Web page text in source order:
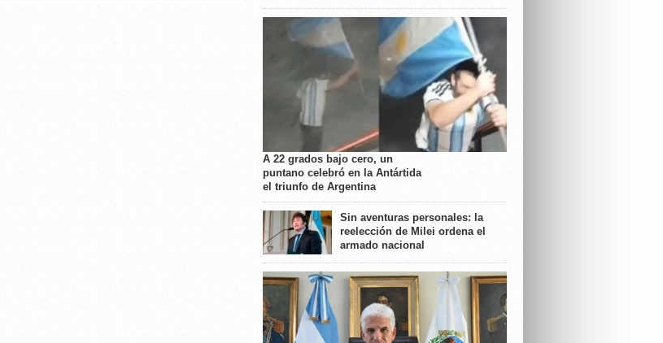
A 22 grados bajo cero, un
puntano celebró en la Antártida
el triunfo de Argentina
Sin aventuras personales: la
reelección de Milei ordena el
armado nacional